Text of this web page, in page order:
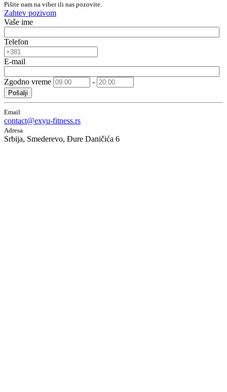
Pišite nam na viber ili nas pozovite.
Zahtev pozivom
Vaše ime
Telefon
E-mail
Zgodno vreme -
Pošalji
Email
contact@exyu-fitness.rs
Adresa
Srbija, Smederevo, Đure Daničića 6